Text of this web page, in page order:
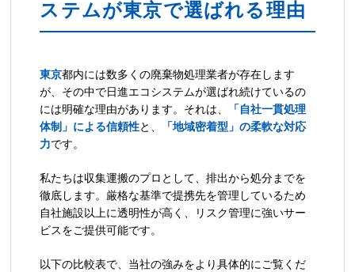
ステムが東京で選ばれる理由
東京都内には数多くの廃棄物処理業者が存在します
が、その中で日進エコシステムが選ばれ続けているの
には明確な理由があります。それは、
「自社一貫処理
体制」による信頼性と、
「地域密着型」の柔軟な対応
力です。
私たちは収集運搬のプロとして、排出から処分までを
徹底します。厳格な基準で提携先を管理しているため
自社施設以上に透明性が高く、リスク管理に強いサー
ビスをご提供可能です。
以下の比較表で、当社の強みをより具体的にご覧くだ